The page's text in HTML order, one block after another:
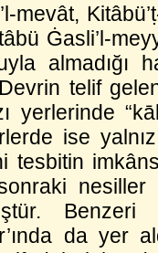
mevât,
Ġasli’l-
almadığı
telif
yerlerinde
ise
tesbitin
nesiller
Benzeri
’ında da yer